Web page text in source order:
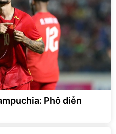
Phô diễn